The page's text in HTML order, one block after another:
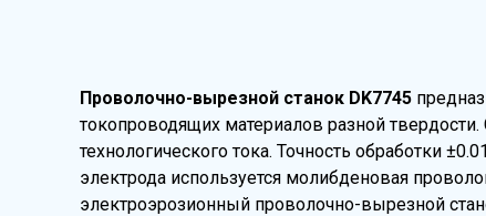
Проволочно-вырезной станок DK7745
токопроводящих материалов разной
технологического тока. Точность обработки
электрода используется молибденовая
электроэрозионный проволочно-вырезной